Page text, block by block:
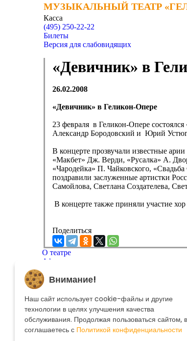
МУЗЫКАЛЬНЫЙ ТЕАТР
МУЗЫКАЛЬНЫЙ ТЕАТР
Касса
(495) 250-22-22
Билеты
Версия для слабовидящих
«Девичник» в
26.02.2008
«Девичник» в Геликон-Опере
23 февраля в Геликон-Опере
Александр Бородовский и Юрий
В концерте прозвучали известные
«Макбет» Дж. Верди, «Русалка» А.
«Чародейка» П. Чайковского,
поздравили заслуженные артистки
Самойлова, Светлана Создателева,
В концерте также приняли участие
Поделиться
О театре
Афиша
Артисты
Меценатам
Контакты
Касса театра
8 495 250-22-22
Форма поиска
Поиск
Внимание!
Наш сайт использует cookie-файлы и другие
технологии в целях улучшения качества
обслуживания. Продолжая пользоваться сайтом,
соглашаетесь с Политикой конфиденциальности